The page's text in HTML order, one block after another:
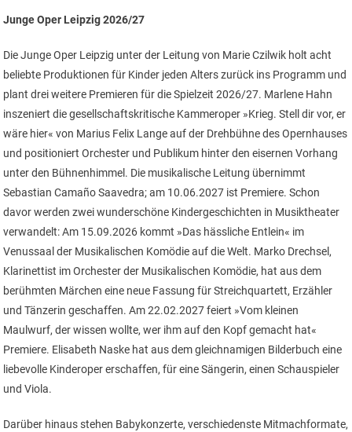
Junge Oper Leipzig 2026/27
Die Junge Oper Leipzig unter der Leitung von Marie Czilwik holt acht
beliebte Produktionen für Kinder jeden Alters zurück ins Programm und
plant drei weitere Premieren für die Spielzeit 2026/27. Marlene Hahn
inszeniert die gesellschaftskritische Kammeroper »Krieg. Stell dir vor, er
wäre hier« von Marius Felix Lange auf der Drehbühne des Opernhauses
und positioniert Orchester und Publikum hinter den eisernen Vorhang
unter den Bühnenhimmel. Die musikalische Leitung übernimmt
Sebastian Camaño Saavedra; am 10.06.2027 ist Premiere. Schon
davor werden zwei wunderschöne Kindergeschichten in Musiktheater
verwandelt: Am 15.09.2026 kommt »Das hässliche Entlein« im
Venussaal der Musikalischen Komödie auf die Welt. Marko Drechsel,
Klarinettist im Orchester der Musikalischen Komödie, hat aus dem
berühmten Märchen eine neue Fassung für Streichquartett, Erzähler
und Tänzerin geschaffen. Am 22.02.2027 feiert »Vom kleinen
Maulwurf, der wissen wollte, wer ihm auf den Kopf gemacht hat«
Premiere. Elisabeth Naske hat aus dem gleichnamigen Bilderbuch eine
liebevolle Kinderoper erschaffen, für eine Sängerin, einen Schauspieler
und Viola.
Darüber hinaus stehen Babykonzerte, verschiedenste Mitmachformate,